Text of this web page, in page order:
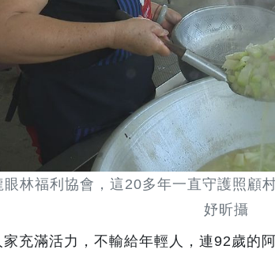
林福利協會，這20多年一直守護照顧
妤昕攝
充滿活力，不輸給年輕人，連92歲的